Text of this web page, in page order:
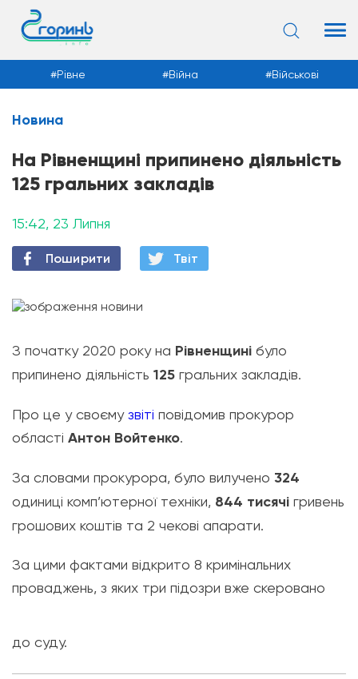
Новини
Рівне Війна Військові
Новина
На Рівненщині припинено діяльність
125 гральних закладів
15:42, 23 Липня
Поширити Твiт
З початку 2020 року на Рівненщині було
припинено діяльність 125 гральних закладів.
Про це у своємузвіті повідомив прокурор
області Антон Войтенко.
За словами прокурора, було вилучено 324
одиниці комп’ютерної техніки, 844 тисячі гривень
грошових коштів та 2 чекові апарати.
За цими фактами відкрито 8 кримінальних
проваджень, з яких три підозри вже скеровано
до суду.